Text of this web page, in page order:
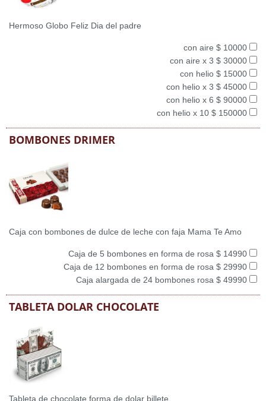
Hermoso Globo Feliz Dia del padre
con aire $ 10000
con aire x 3 $ 30000
con helio $ 15000
con helio x 3 $ 45000
con helio x 6 $ 90000
con helio x 10 $ 150000
BOMBONES DRIMER
Caja con bombones de dulce de leche con faja Mama Te Amo
Caja de 5 bombones en forma de rosa $ 14990
Caja de 12 bombones en forma de rosa $ 29990
Caja alargada de 24 bombones rosa $ 49990
TABLETA DOLAR CHOCOLATE
Tableta de chocolate forma de dolar billete